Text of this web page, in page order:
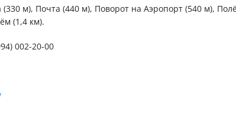
(330 м), Почта (440 м), Поворот на Аэропорт (540 м),
(1,4 км).
002-20-00